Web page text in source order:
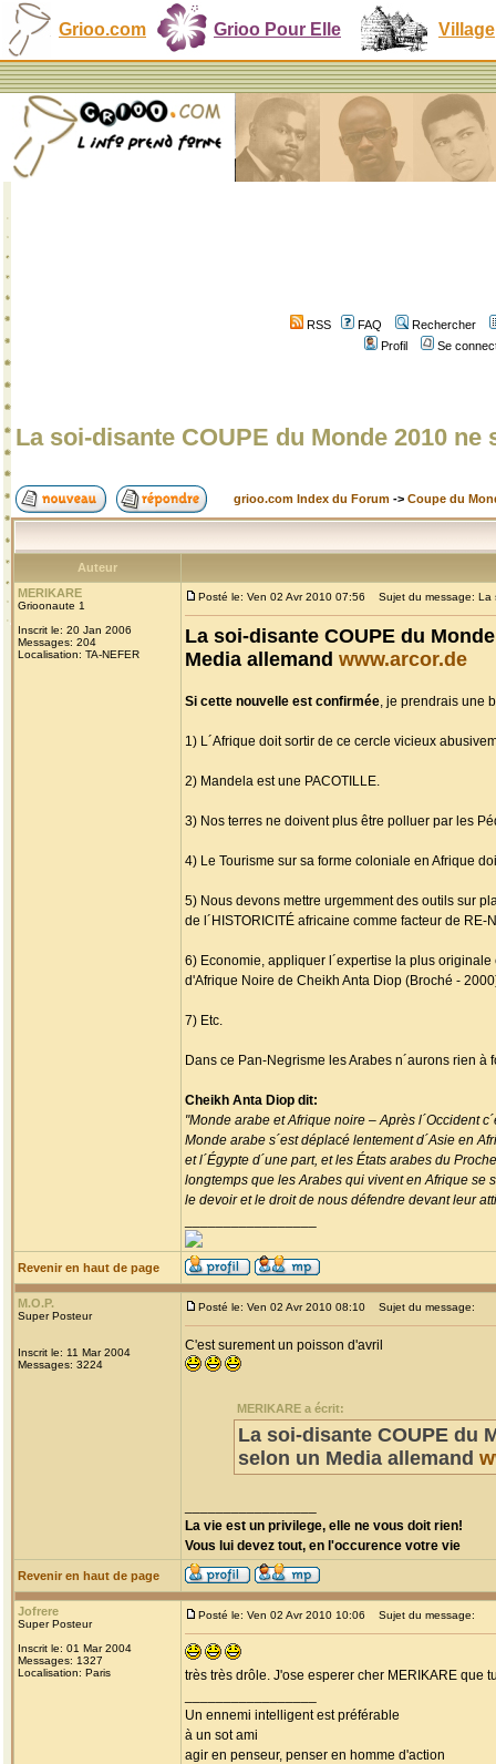
Grioo.com Grioo Pour Elle Village
RSS FAQ
Rechercher
Profil
Se
La soi-disante COUPE du Monde 2010 ne
grioo.com Index du Forum -> Coupe du
Auteur
MERIKARE
Grioonaute 1
Inscrit le: 20 Jan 2006
Messages: 204
Localisation: TA-NEFER
Posté le: Ven 02 Avr 2010 07:56 Sujet du message: La
La soi-disante COUPE du
Media allemand www.arcor.de
Si cette nouvelle est confirmée, je prendrais une
1) L´Afrique doit sortir de ce cercle vicieux
2) Mandela est une PACOTILLE.
3) Nos terres ne doivent plus être polluer par les
4) Le Tourisme sur sa forme coloniale en Afrique
5) Nous devons mettre urgemment des outils sur
de l´HISTORICITÉ africaine comme facteur de RE-
6) Economie, appliquer l´expertise la plus
d'Afrique Noire de Cheikh Anta Diop (Broché -
7) Etc.
Dans ce Pan-Negrisme les Arabes n´aurons rien à
Cheikh Anta Diop dit:
"Monde arabe et Afrique noire – Après l´Occident
Monde arabe s´est déplacé lentement d´Asie en
et l´Égypte d´une part, et les États arabes du
longtemps que les Arabes qui vivent en Afrique se
le devoir et le droit de nous défendre devant leur
Revenir en haut de page
M.O.P.
Super Posteur
Inscrit le: 11 Mar 2004
Messages: 3224
Posté le: Ven 02 Avr 2010 08:10 Sujet du message:
C'est surement un poisson d'avril
MERIKARE a écrit:
La soi-disante COUPE du
selon un Media allemand
La vie est un privilege, elle ne vous doit rien!
Vous lui devez tout, en l'occurence votre vie
Revenir en haut de page
Jofrere
Super Posteur
Inscrit le: 01 Mar 2004
Messages: 1327
Localisation: Paris
Posté le: Ven 02 Avr 2010 10:06 Sujet du message:
très très drôle. J'ose esperer cher MERIKARE que
Un ennemi intelligent est préférable
à un sot ami
agir en penseur, penser en homme d'action